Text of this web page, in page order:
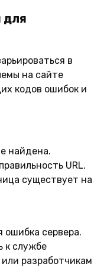
для
в
на сайте
кодов ошибок и
найдена.
URL.
существует на
ошибка сервера.
к службе
разработчикам